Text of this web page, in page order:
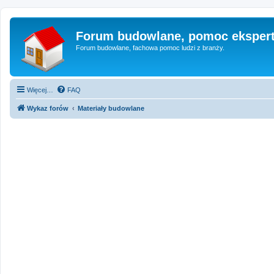
Forum budowlane, pomoc
Forum budowlane, fachowa pomoc ludzi z branży.
Więcej… FAQ
Wykaz forów Materiały budowlane